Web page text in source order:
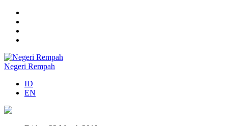
Negeri Rempah
ID
EN